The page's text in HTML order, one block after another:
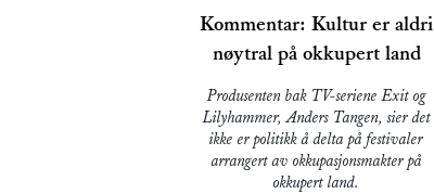
Kommentar: Kultur er aldri
nøytral på okkupert land
Produsenten bak TV-seriene Exit og
Lilyhammer, Anders Tangen, sier det
ikke er politikk å delta på festivaler
arrangert av okkupasjonsmakter på
okkupert land.